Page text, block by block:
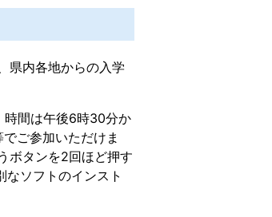
県内各地からの入学
間は午後6時30分か
ご参加いただけま
ボタンを2回ほど押す
ソフトのインスト